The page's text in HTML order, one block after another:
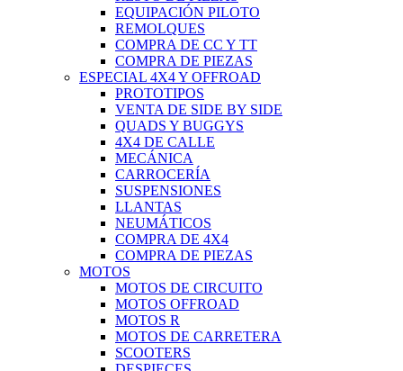
EQUIPACIÓN PILOTO
REMOLQUES
COMPRA DE CC Y TT
COMPRA DE PIEZAS
ESPECIAL 4X4 Y OFFROAD
PROTOTIPOS
VENTA DE SIDE BY SIDE
QUADS Y BUGGYS
4X4 DE CALLE
MECÁNICA
CARROCERÍA
SUSPENSIONES
LLANTAS
NEUMÁTICOS
COMPRA DE 4X4
COMPRA DE PIEZAS
MOTOS
MOTOS DE CIRCUITO
MOTOS OFFROAD
MOTOS R
MOTOS DE CARRETERA
SCOOTERS